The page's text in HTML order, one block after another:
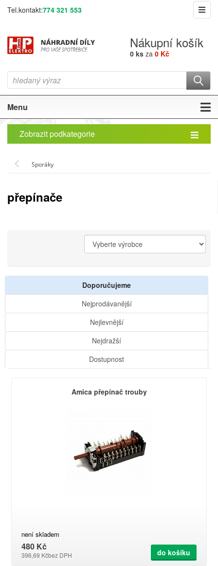
Tel.kontakt:774 321 553
Nákupní košík
0 ks za 0 Kč
Menu
Zobrazit podkategorie
Sporáky
přepínače
Doporučujeme
Nejprodávanější
Nejlevnější
Nejdražší
Dostupnost
Amica přepínač trouby
není skladem
480 Kč
396,69 Kčbez DPH do košíku